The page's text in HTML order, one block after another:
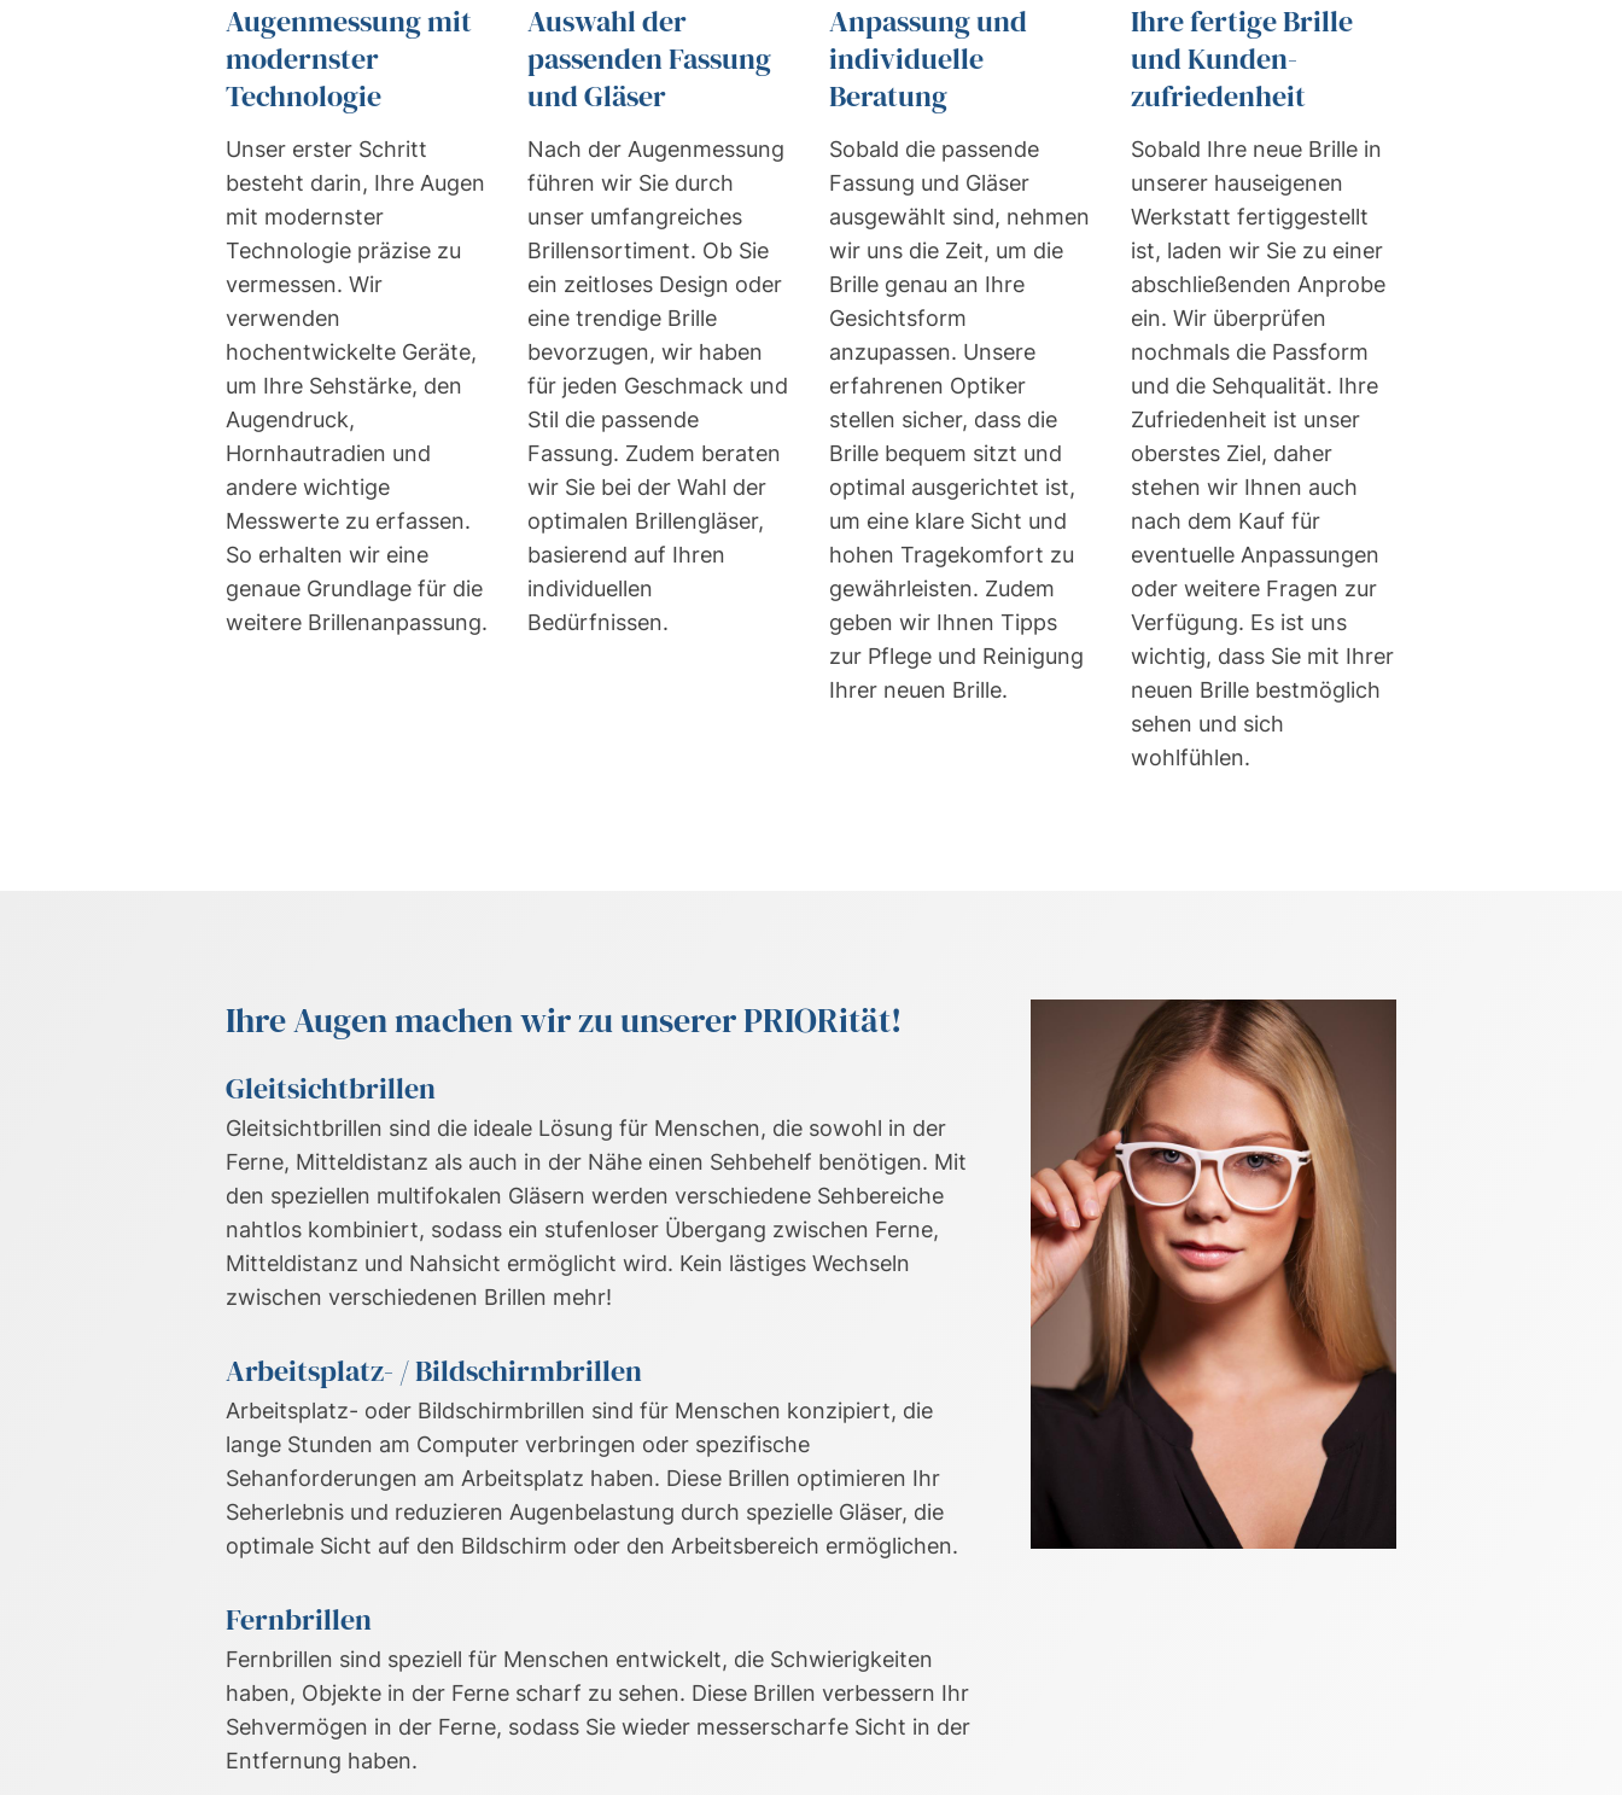
Augenmessung mit
modernster
Technologie
Unser erster Schritt
besteht darin, Ihre Augen
mit modernster
Technologie präzise zu
vermessen. Wir
verwenden
hochentwickelte Geräte,
um Ihre Sehstärke, den
Augendruck,
Hornhautradien und
andere wichtige
Messwerte zu erfassen.
So erhalten wir eine
genaue Grundlage für die
weitere Brillenanpassung.
Auswahl der
passenden Fassung
und Gläser
Nach der Augenmessung
führen wir Sie durch
unser umfangreiches
Brillensortiment. Ob Sie
ein zeitloses Design oder
eine trendige Brille
bevorzugen, wir haben
für jeden Geschmack und
Stil die passende
Fassung. Zudem beraten
wir Sie bei der Wahl der
optimalen Brillengläser,
basierend auf Ihren
individuellen
Bedürfnissen.
Anpassung und
individuelle
Beratung
Sobald die passende
Fassung und Gläser
ausgewählt sind, nehmen
wir uns die Zeit, um die
Brille genau an Ihre
Gesichtsform
anzupassen. Unsere
erfahrenen Optiker
stellen sicher, dass die
Brille bequem sitzt und
optimal ausgerichtet ist,
um eine klare Sicht und
hohen Tragekomfort zu
gewährleisten. Zudem
geben wir Ihnen Tipps
zur Pflege und Reinigung
Ihrer neuen Brille.
Ihre fertige Brille
und Kunden-
zufriedenheit
Sobald Ihre neue Brille in
unserer hauseigenen
Werkstatt fertiggestellt
ist, laden wir Sie zu einer
abschließenden Anprobe
ein. Wir überprüfen
nochmals die Passform
und die Sehqualität. Ihre
Zufriedenheit ist unser
oberstes Ziel, daher
stehen wir Ihnen auch
nach dem Kauf für
eventuelle Anpassungen
oder weitere Fragen zur
Verfügung. Es ist uns
wichtig, dass Sie mit Ihrer
neuen Brille bestmöglich
sehen und sich
wohlfühlen.
Ihre Augen machen wir zu unserer PRIORität!
Gleitsichtbrillen
Gleitsichtbrillen sind die ideale Lösung für Menschen, die sowohl in der
Ferne, Mitteldistanz als auch in der Nähe einen Sehbehelf benötigen. Mit
den speziellen multifokalen Gläsern werden verschiedene Sehbereiche
nahtlos kombiniert, sodass ein stufenloser Übergang zwischen Ferne,
Mitteldistanz und Nahsicht ermöglicht wird. Kein lästiges Wechseln
zwischen verschiedenen Brillen mehr!
Arbeitsplatz- / Bildschirmbrillen
Arbeitsplatz- oder Bildschirmbrillen sind für Menschen konzipiert, die
lange Stunden am Computer verbringen oder spezifische
Sehanforderungen am Arbeitsplatz haben. Diese Brillen optimieren Ihr
Seherlebnis und reduzieren Augenbelastung durch spezielle Gläser, die
optimale Sicht auf den Bildschirm oder den Arbeitsbereich ermöglichen.
Fernbrillen
Fernbrillen sind speziell für Menschen entwickelt, die Schwierigkeiten
haben, Objekte in der Ferne scharf zu sehen. Diese Brillen verbessern Ihr
Sehvermögen in der Ferne, sodass Sie wieder messerscharfe Sicht in der
Entfernung haben.